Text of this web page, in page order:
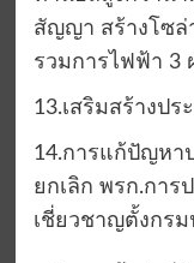
สัญญา สร้างโซล่
รวมการไฟฟ้า 3
13.เสริมสร้างป
14.การแก้ปัญหา
ยกเลิก พรก.การ
เชี่ยวชาญตั้งกรม